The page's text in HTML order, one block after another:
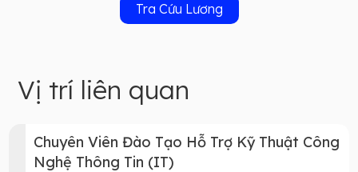
Tra Cứu Lương
Vị trí liên quan
Chuyên Viên Đào Tạo Hỗ Trợ Kỹ Thuật Công
Nghệ Thông Tin (IT)